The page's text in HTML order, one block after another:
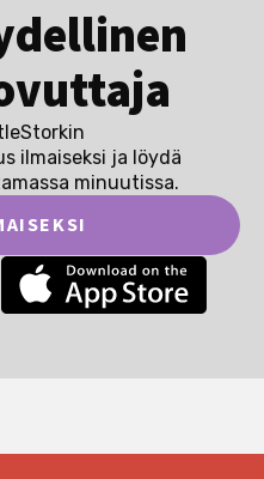
ilmaiseksi ja löydä
minuutissa.